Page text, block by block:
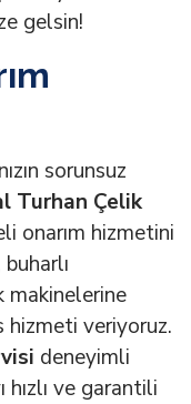
gelsin!
sorunsuz
Turhan Çelik
onarım hizmetini
makinelerine
hizmeti veriyoruz.
deneyimli
ve garantili